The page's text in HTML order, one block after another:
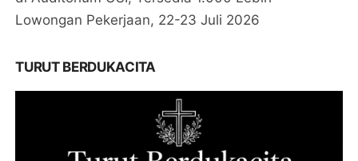
Lowongan Pekerjaan, 22-23 Juli 2026
TURUT BERDUKACITA